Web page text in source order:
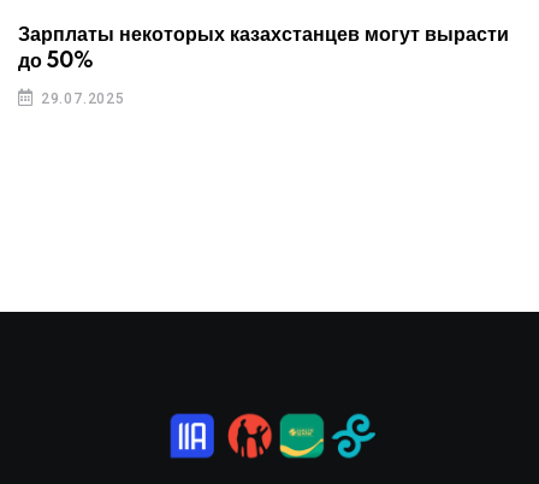
Зарплаты некоторых казахстанцев могут вырасти
до 50%
29.07.2025